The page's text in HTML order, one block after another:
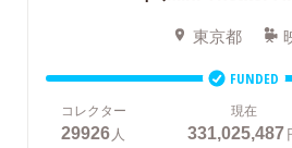
東京都
FUNDED
コレクター
29926人
現在
331,025,487